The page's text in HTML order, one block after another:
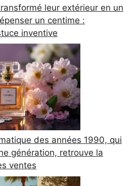
leur extérieur en un
un centime :
inventive
des années 1990, qui
génération, retrouve la
ventes